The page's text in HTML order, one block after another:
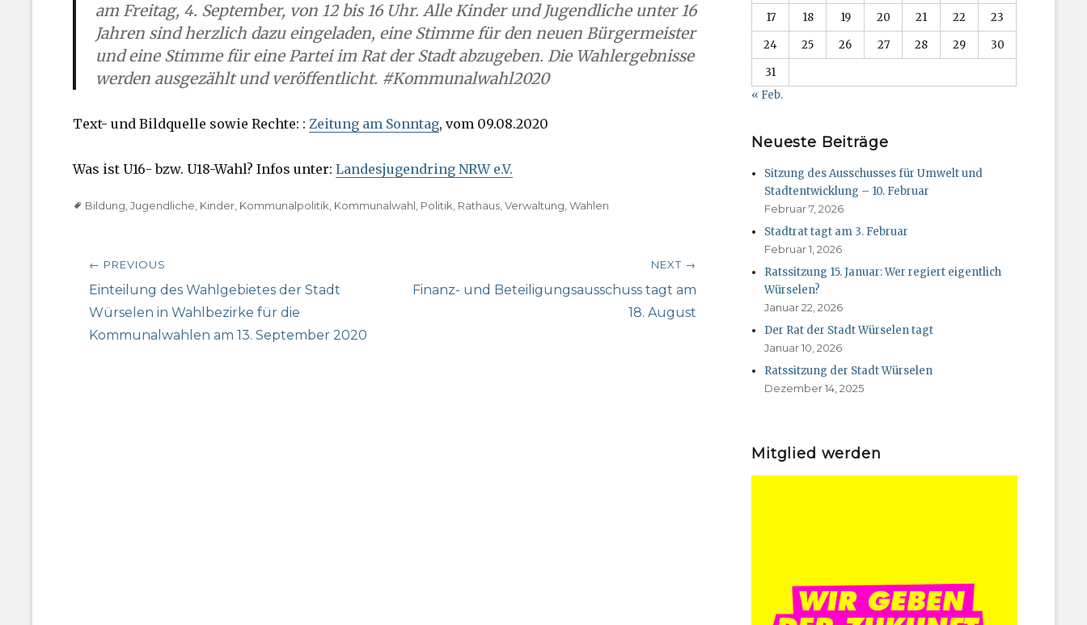
am Freitag, 4. September, von 12 bis 16 Uhr. Alle Kinder und Jugendliche unter 16
Jahren sind herzlich dazu eingeladen, eine Stimme für den neuen Bürgermeister
und eine Stimme für eine Partei im Rat der Stadt abzugeben. Die Wahlergebnisse
werden ausgezählt und veröffentlicht. #Kommunalwahl2020
Text- und Bildquelle sowie Rechte: : Zeitung am Sonntag, vom 09.08.2020
Was ist U16- bzw. U18-Wahl? Infos unter: Landesjugendring NRW e.V.
TagsBildung,Jugendliche, Kinder, Kommunalpolitik, Kommunalwahl, Politik, Rathaus,Verwaltung,Wahlen
Beitragsnavigation
← PREVIOUS
Previous
post:
Einteilung des Wahlgebietes der Stadt
Würselen in Wahlbezirke für die
Kommunalwahlen am 13. September 2020
NEXT →
Next
Finanz- und Beteiligungsausschuss tagt am
18. August
17
18 19 20 21 22
23
24
25 26 27 28 29
30
31
« Feb.
Neueste Beiträge
Sitzung des Ausschusses für Umwelt und
Stadtentwicklung – 10. Februar
Februar 7, 2026
Stadtrat tagt am 3. Februar
Februar 1, 2026
Ratssitzung 15. Januar: Wer regiert eigentlich
Würselen?
Januar 22, 2026
Der Rat der Stadt Würselen tagt
Januar 10, 2026
Ratssitzung der Stadt Würselen
Dezember 14, 2025
Mitglied werden